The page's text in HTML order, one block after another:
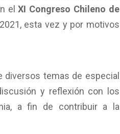
elXI Congreso Chileno de
esta vez y por motivos
diversos temas de especial
y reflexión con los
a fin de contribuir a la